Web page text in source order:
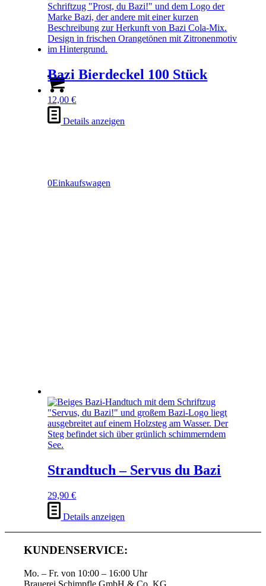
0Einkaufswagen
Bazi Bierdeckel 100 Stück
12,00€
Details anzeigen
Strandtuch – Servus du Bazi
29,90€
Details anzeigen
KUNDENSERVICE:
Mo. – Fr. von 10:00 – 16:00 Uhr
Brauerei Schimpfle GmbH & Co. KG